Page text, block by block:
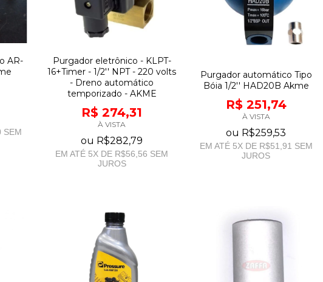
AR-
SEM
Purgador eletrônico - KLPT-
16+Timer - 1/2'' NPT - 220 volts
- Dreno automático
temporizado - AKME
R$ 274,31
À VISTA
ou R$282,79
EM ATÉ 5X DE R$56,56 SEM
JUROS
Purgador automático Tipo
Bóia 1/2'' HAD20B Akme
R$ 251,74
À VISTA
ou R$259,53
EM ATÉ 5X DE R$51,91 SEM
JUROS